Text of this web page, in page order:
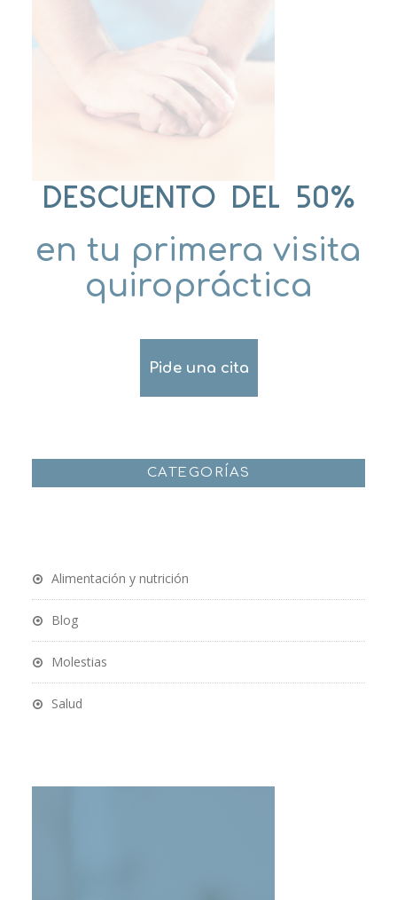
DESCUENTO DEL 50%
en tu primera visita
quiropráctica
Pide una cita
CATEGORÍAS
Alimentación y nutrición
Blog
Molestias
Salud